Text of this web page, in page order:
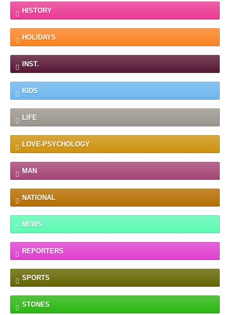
HISTORY
HOLIDAYS
INST.
KIDS
LIFE
LOVE-PSYCHOLOGY
MAN
NATIONAL
NEWS
REPORTERS
SPORTS
STONES